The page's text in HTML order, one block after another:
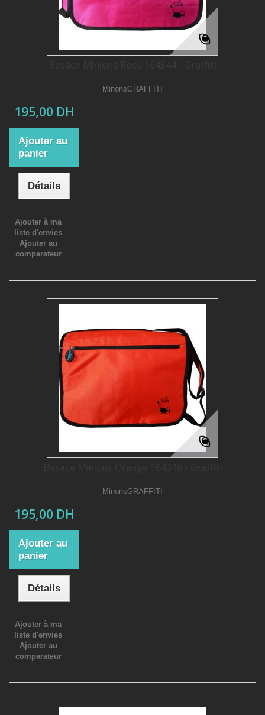
MinonsGRAFFITI
195,00 DH
Ajouter au
panier
Détails
Ajouter à ma
liste d'envies
Ajouter au
comparateur
MinonsGRAFFITI
195,00 DH
Ajouter au
panier
Détails
Ajouter à ma
liste d'envies
Ajouter au
comparateur